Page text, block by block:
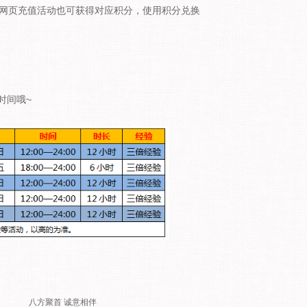
充值活动也可获得对应积分，使用积分兑换
间哦~
八方聚首 诚意相伴